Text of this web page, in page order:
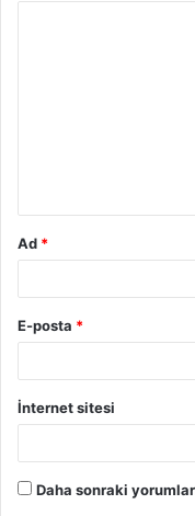
Ad *
E-posta *
İnternet sitesi
Daha sonraki